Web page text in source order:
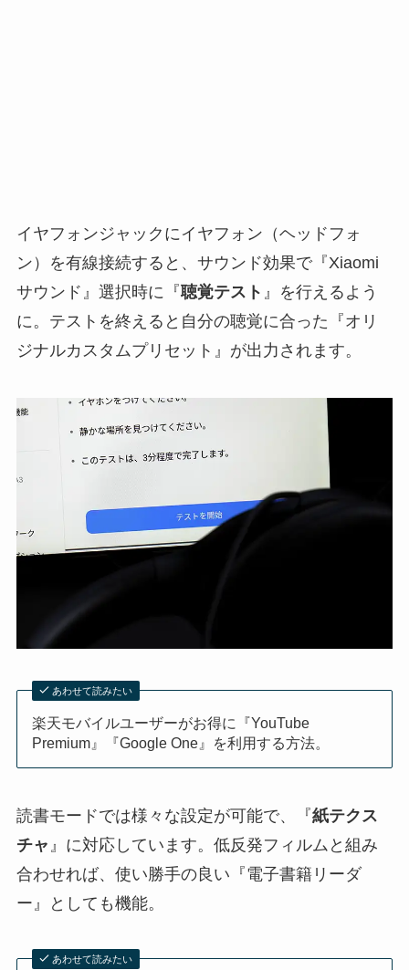
イヤフォンジャックにイヤフォン（ヘッドフォ
ン）を有線接続すると、サウンド効果で『Xiaomi
サウンド』選択時に『聴覚テスト 』を行えるよう
に。テストを終えると自分の聴覚に合った『オリ
ジナルカスタムプリセット』が出力されます。
あわせて読みたい
楽天モバイルユーザーがお得に『YouTube
Premium』『Google One』を利用する方法。
読書モードでは様々な設定が可能で、『紙テクス
チャ 』に対応しています。低反発フィルムと組み
合わせれば、使い勝手の良い『電子書籍リーダ
ー』としても機能。
あわせて読みたい